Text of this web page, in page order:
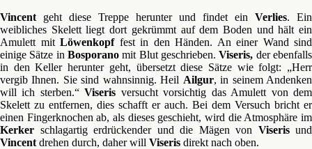
Vincent geht diese Treppe herunter und findet ein Verlies. Ein
weibliches Skelett liegt dort gekrümmt auf dem Boden und hält ein
Amulett mit Löwenkopffest in den Händen. An einer Wand sind
einige Sätze in Bosporano mit Blut geschrieben.Viseris, der ebenfalls
in den Keller herunter geht, übersetzt diese Sätze wie folgt: „Herr
vergib Ihnen. Sie sind wahnsinnig. Heil Ailgur, in seinem Andenken
will ich sterben.“Viseris versucht vorsichtig das Amulett von dem
Skelett zu entfernen, dies schafft er auch. Bei dem Versuch bricht er
einen Fingerknochen ab, als dieses geschieht, wird die Atmosphäre im
Kerker schlagartig erdrückender und die Mägen von Viserisund
Vincent drehen durch, daher will Viseris direkt nach oben.